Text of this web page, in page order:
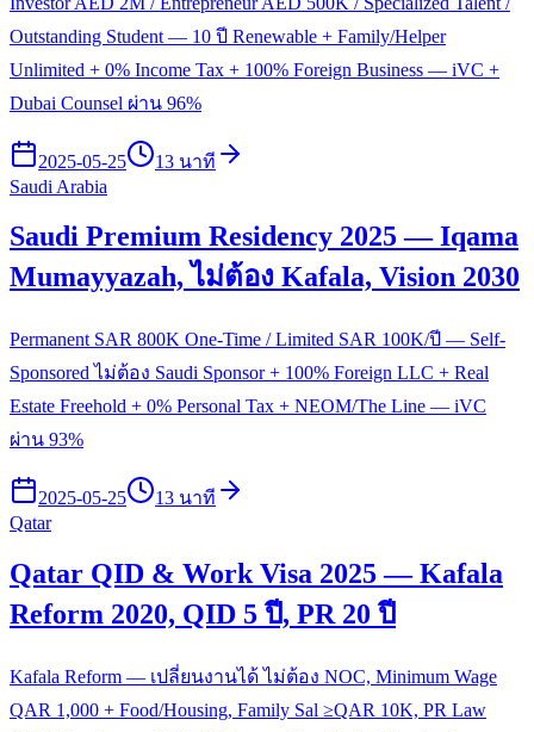
Outstanding Student — 10 ปี Renewable + Family/Helper
Unlimited + 0% Income Tax + 100% Foreign Business — iVC +
Dubai Counsel ผ่าน 96%
2025-05-25
13 นาที
Saudi Arabia
Saudi Premium Residency 2025 — Iqama
Mumayyazah, ไม่ต้อง Kafala, Vision 2030
Permanent SAR 800K One-Time / Limited SAR 100K/ปี — Self-
Sponsored ไม่ต้อง Saudi Sponsor + 100% Foreign LLC + Real
Estate Freehold + 0% Personal Tax + NEOM/The Line — iVC
ผ่าน 93%
2025-05-25
13 นาที
Qatar
Qatar QID & Work Visa 2025 — Kafala
Reform 2020, QID 5 ปี, PR 20 ปี
Kafala Reform — เปลี่ยนงานได้ ไม่ต้อง NOC, Minimum Wage
QAR 1,000 + Food/Housing, Family Sal ≥QAR 10K, PR Law